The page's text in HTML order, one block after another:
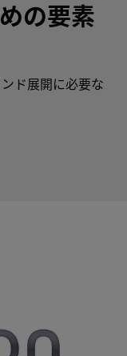
の要素
ド展開に必要な